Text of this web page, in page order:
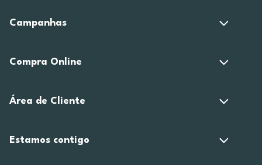
Campanhas
Compra Online
Área de Cliente
Estamos contigo